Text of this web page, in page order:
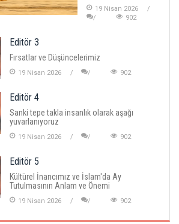
19 Nisan 2026
902
Editör 3
Fırsatlar ve Düşüncelerimiz
19 Nisan 2026 902
Editör 4
Sanki tepe takla insanlık olarak aşağı
yuvarlanıyoruz
19 Nisan 2026 902
Editör 5
Kültürel İnancımız ve İslam'da Ay
Tutulmasının Anlam ve Önemi
19 Nisan 2026 902